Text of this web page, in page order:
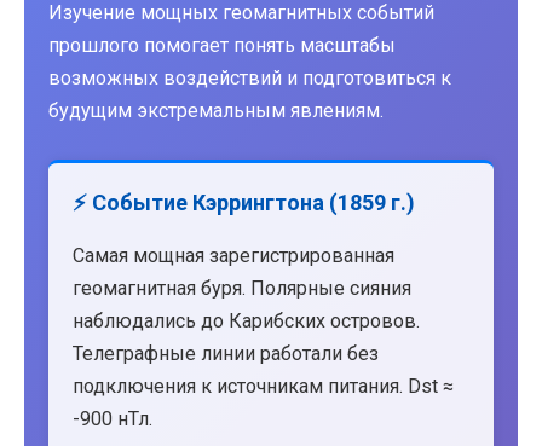
Изучение мощных геомагнитных событий
прошлого помогает понять масштабы
возможных воздействий и подготовиться к
будущим экстремальным явлениям.
⚡ Событие Кэррингтона (1859 г.)
Самая мощная зарегистрированная
геомагнитная буря. Полярные сияния
наблюдались до Карибских островов.
Телеграфные линии работали без
подключения к источникам питания. Dst ≈
-900 нТл.